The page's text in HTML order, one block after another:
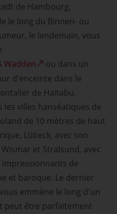
de Hambourg,
le long du Binnen- ou
le lendemain, vous
Wadden
ou dans un
d'enceinte dans le
de Haitabu.
villes hanséatiques de
de 10 mètres de haut
Lübeck, avec son
et Stralsund, avec
de
et baroque. Le dernier
emmène le long d'un
peut être parfaitement